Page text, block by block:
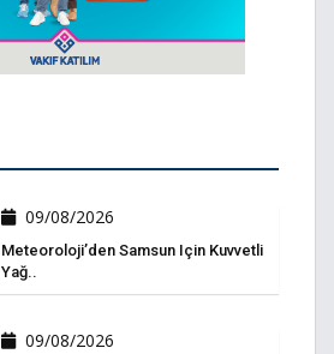
09/08/2026
Meteoroloji’den Samsun Için Kuvvetli
Yağ..
09/08/2026